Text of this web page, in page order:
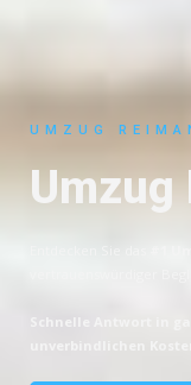
UMZUG
#1
Schnelle Antwort in
unverbindlichen